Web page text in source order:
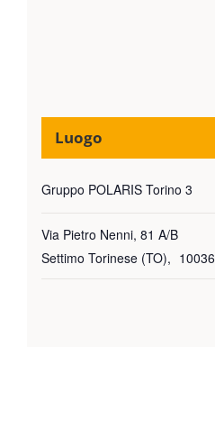
Luogo
Gruppo POLARIS Torino 3
Via Pietro Nenni, 81 A/B
Settimo Torinese (TO), 10036